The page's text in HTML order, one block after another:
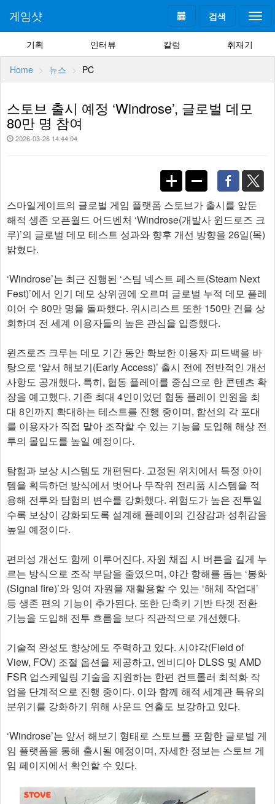
검색
게임샷
기획 인터뷰 칼럼 취재기
Home 뉴스 PC
스토브 출시 예정 ‘Windrose’, 글로벌 데모
80만 명 참여
2026-03-26 14:44:04
스마일게이트의 글로벌 게임 플랫폼 스토브가 출시를 앞둔
해적 생존 오픈월드 어드벤처 ‘Windrose(개발사 윈드로즈 크
루)’의 글로벌 데모 테스트 성과와 향후 개선 방향을 26일(목)
밝혔다.
‘Windrose’는 최근 진행된 ‘스팀 넥스트 페스트(Steam Next
Fest)’에서 인기 데모 상위권에 오르며 글로벌 누적 데모 플레
이어 수 80만 명을 돌파했다. 위시리스트 또한 150만 건을 상
회하며 전 세계 이용자들의 높은 관심을 입증했다.
윈즈로즈 크루는 데모 기간 동안 확보한 이용자 피드백을 바
탕으로 ‘앞서 해보기(Early Access)’ 출시 전에 전반적인 개선
사항도 공개했다. 특히, 협동 플레이를 중심으로 한 콘텐츠 확
장을 예고했다. 기존 최대 4인이었던 협동 플레이 인원을 최
대 8인까지 확대하는 테스트를 진행 중이며, 함선의 각 포대
를 이용자가 직접 맡아 조작할 수 있는 기능을 도입해 해상 전
투의 몰입도를 높일 예정이다.
탐험과 보상 시스템도 개편된다. 고정된 위치에서 특정 아이
템을 획득하던 방식에서 벗어나 무작위 전리품 시스템을 적
용해 전투와 탐험의 변수를 강화했다. 위험도가 높은 전투일
수록 보상이 강화되도록 설계해 플레이의 긴장감과 성취감을
높일 예정이다.
편의성 개선도 함께 이루어진다. 자원 채집 시 버튼을 길게 누
르는 방식으로 조작 부담을 줄였으며, 야간 항해를 돕는 ‘봉화
(Signal fire)’와 잉여 자원을 재활용할 수 있는 ‘해체 작업대’
등 생존 편의 기능이 추가된다. 또한 단축키 기반 타겟 전환
기능을 도입해 전투 흐름을 보다 직관적으로 개선했다.
기술적 완성도 향상에도 주력하고 있다. 시야각(Field of
View, FOV) 조절 옵션을 제공하고, 엔비디아 DLSS 및 AMD
FSR 업스케일링 기술을 지원하는 한편 컨트롤러 최적화 작
업을 단계적으로 진행 중이다. 이와 함께 해적 세계관 특유의
분위기를 강화하기 위해 사운드 연출도 보강하고 있다.
‘Windrose’는 앞서 해보기 형태로 스토브를 포함한 글로벌 게
임 플랫폼을 통해 출시될 예정이며, 자세한 정보는 스토브 게
임 페이지에서 확인할 수 있다.